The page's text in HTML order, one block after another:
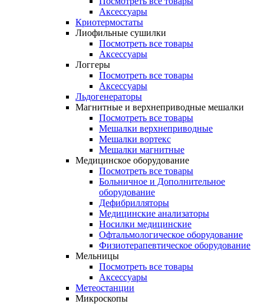
Аксессуары
Криотермостаты
Лиофильные сушилки
Посмотреть все товары
Аксессуары
Логгеры
Посмотреть все товары
Аксессуары
Льдогенераторы
Магнитные и верхнеприводные мешалки
Посмотреть все товары
Мешалки верхнеприводные
Мешалки вортекс
Мешалки магнитные
Медицинское оборудование
Посмотреть все товары
Больничное и Дополнительное
оборудование
Дефибрилляторы
Медицинские анализаторы
Носилки медицинские
Офтальмологическое оборудование
Физиотерапевтическое оборудование
Мельницы
Посмотреть все товары
Аксессуары
Метеостанции
Микроскопы